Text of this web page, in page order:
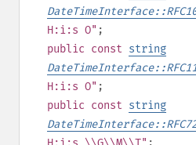
H:i:s O" ;
public const string
H:i:s O" ;
public const string